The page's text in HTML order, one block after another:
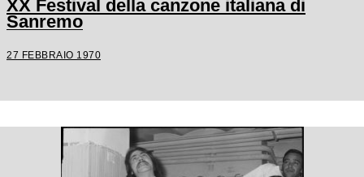
XX Festival della canzone italiana di
Sanremo
27 FEBBRAIO 1970